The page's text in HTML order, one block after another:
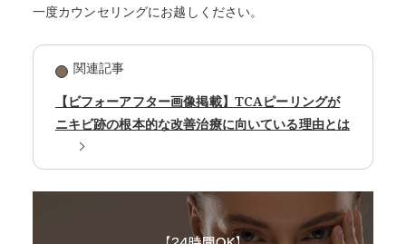
一度カウンセリングにお越しください。
関連記事
【ビフォーアフター画像掲載】TCAピーリングが
ニキビ跡の根本的な改善治療に向いている理由とは